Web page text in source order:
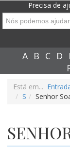
Precisa de
A B C D
Está em...
S
Senhor